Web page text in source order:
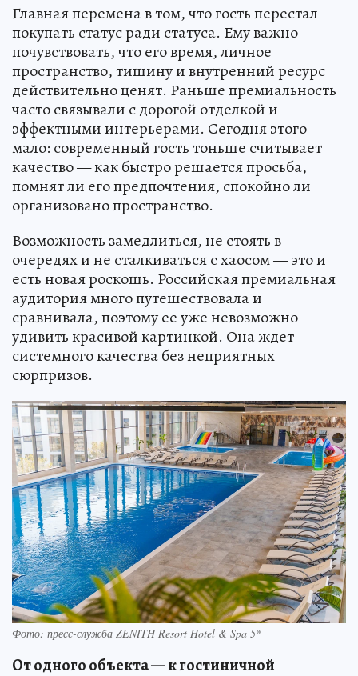
Главная перемена в том, что гость перестал
покупать статус ради статуса. Ему важно
почувствовать, что его время, личное
пространство, тишину и внутренний ресурс
действительно ценят. Раньше премиальность
часто связывали с дорогой отделкой и
эффектными интерьерами. Сегодня этого
мало: современный гость тоньше считывает
качество — как быстро решается просьба,
помнят ли его предпочтения, спокойно ли
организовано пространство.
Возможность замедлиться, не стоять в
очередях и не сталкиваться с хаосом — это и
есть новая роскошь. Российская премиальная
аудитория много путешествовала и
сравнивала, поэтому ее уже невозможно
удивить красивой картинкой. Она ждет
системного качества без неприятных
сюрпризов.
Фото: пресс-служба ZENITH Resort Hotel & Spa 5*
От одного объекта — к гостиничной